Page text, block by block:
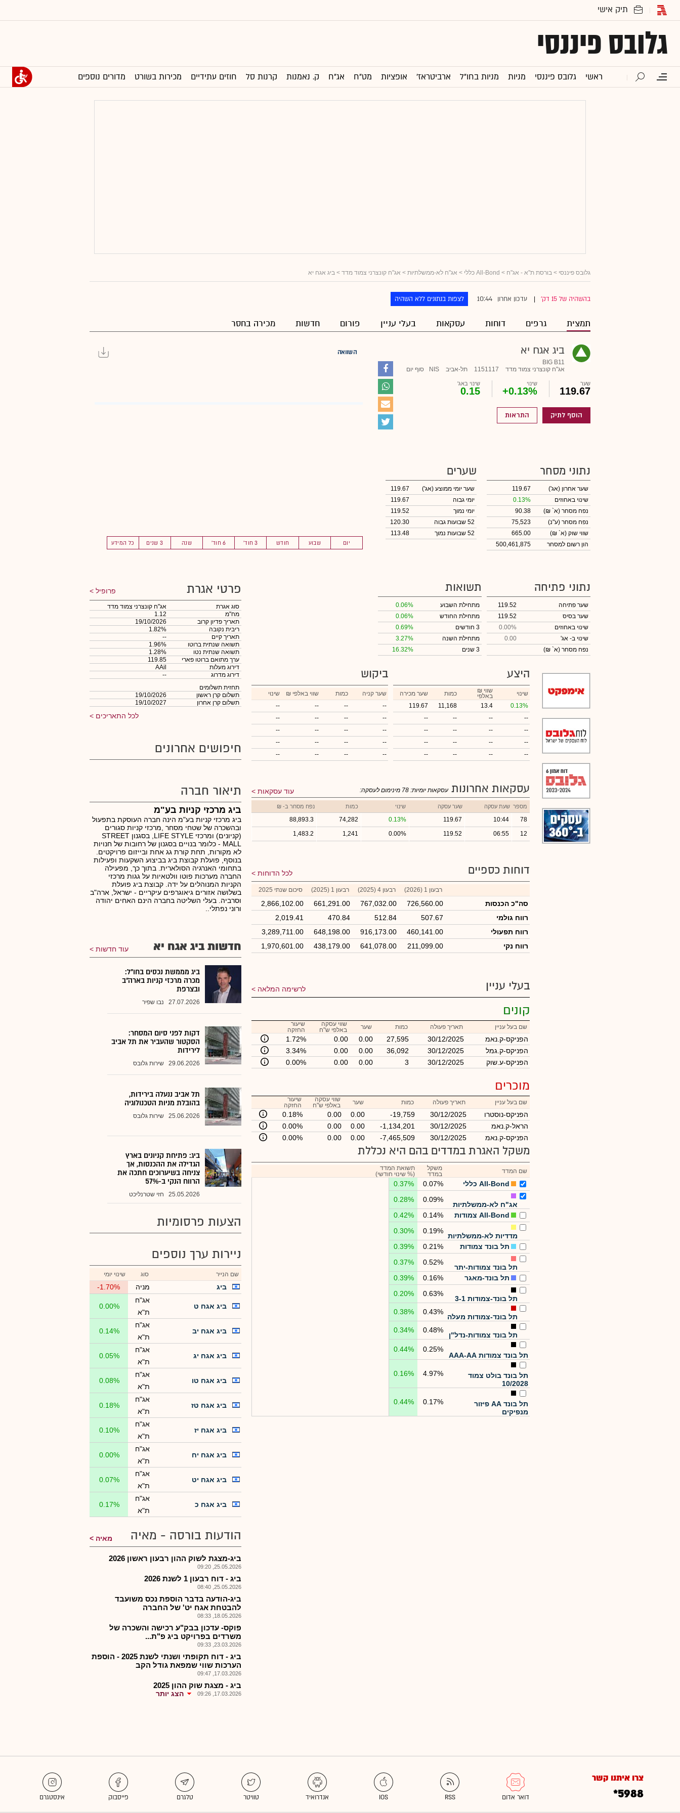
גלובס פיננסי
ראשי גלובס פיננסי מניות מניות בחו"ל ארביטראז' אופציות מט"ח אג"ח ק. נאמנות קרנות סל חוזים עתידיים מכירות בשורט מדורים נוספים
גלובס פיננסי > בורסת ת"א - אג"ח > All-Bond כללי > אג"ח לא-ממשלתיות > אג"ח קונצרני צמוד מדד > ביג אגח יא
בהשהיה של 15 דק' עדכון אחרון 10:44 לצפות בנתונים ללא השהיה
תמצית גרפים דוחות עסקאות בעלי עניין פורום חדשות מכירה בחסר
ביג אגח יא
BIG B11
אג"ח קונצרני צמוד מדד
1151117 תל-אביב NIS סוף יום
שער
119.67
שינוי
+0.13%
שינוי באג'
0.15
הוסף לתיק התראות
השוואה
יום שבוע חודש 3 חוד' 6 חוד' שנה 3 שנים כל המידע
נתוני מסחר
שער אחרון (אג')
119.67
שינוי באחוזים
0.13%
נפח מסחר (א` ₪)
90.38
נפח מסחר (ע"נ)
75,523
שווי שוק (א` ₪)
665.00
הון רשום למסחר
500,461,875
שערים
שער יומי ממוצע (אג')
119.67
יומי גבוה
119.67
יומי נמוך
119.52
52 שבועות גבוה
120.30
52 שבועות נמוך
113.48
נתוני פתיחה
שער פתיחה
119.52
שער בסיס
119.52
שינוי באחוזים
0.00%
שינוי ב- אג'
0.00
נפח מסחר (א` ₪)
תשואות
מתחילת השבוע
0.06%
מתחילת החודש
0.06%
3 חודשים
0.69%
מתחילת השנה
3.27%
3 שנים
16.32%
היצע
שינוי ₪ שווי
באלפי כמות
שער מכירה
0.13%
13.4
11,168
119.67
--
--
--
--
--
--
--
--
--
--
--
--
--
--
--
--
ביקוש
שער קניה כמות ₪ שווי באלפי
שינוי
--
--
--
--
--
--
--
--
--
--
--
--
--
--
--
--
--
--
--
--
עסקאות אחרונות עוד עסקאות עסקאות יומיות: 78 מינימום לעסקה:
מספר שעת עסקה שער עסקה שינוי כמות נפח מסחר ב- ₪
78
10:44
119.67
0.13%
74,282
88,893.3
12
06:55
119.52
0.00%
1,241
1,483.2
דוחות כספיים לכל הדוחות
רבעון 1 (2026) רבעון 4 (2025) רבעון 1 (2025) סיכום שנתי 2025
סה"כ הכנסות 726,560.00
767,032.00
661,291.00
2,866,102.00
רווח גולמי
507.67
512.84
470.84
2,019.41
רווח תפעולי
460,141.00
916,173.00
648,198.00
3,289,711.00
רווח נקי
211,099.00
641,078.00
438,179.00
1,970,601.00
בעלי עניין לרשימה המלאה
קונים
שם בעל עניין תאריך פעולה כמות שער
שווי עסקה
באלפי ש"ח
שיעור
החזקה
הפניקס-ק.נאמ 30/12/2025
27,595
0.00
0.00
1.72%
הפניקס-ק.גמל
30/12/2025
36,092
0.00
0.00
3.34%
הפניקס-ע.שוק
30/12/2025
3
0.00
0.00
0.00%
מוכרים
שם בעל עניין תאריך פעולה כמות שער
שווי עסקה
באלפי ש"ח
שיעור
החזקה
הפניקס-נוסטרו 30/12/2025
-19,759
0.00
0.00
0.18%
הראל-ק.נאמ
30/12/2025
-1,134,201
0.00
0.00
0.00%
הפניקס-ק.נאמ
30/12/2025
-7,465,509
0.00
0.00
0.00%
משקל האגרת במדדים בהם היא נכללת
שם המדד
משקל
במדד
תשואת המדד
(% שינוי חודשי)
All-Bond כללי 0.07%
0.37%
אג"ח לא-ממשלתיות
0.09%
0.28%
All-Bond צמודות
0.14%
0.42%
מדדיות לא-ממשלתיות
0.19%
0.30%
תל בונד צמודות
0.21%
0.39%
תל בונד צמודות-יתר
0.52%
0.37%
תל בונד-מאגר
0.16%
0.39%
תל בונד-צמודות 3-1
0.63%
0.20%
תל בונד-צמודות מעלה
0.43%
0.38%
תל בונד צמודות-נדל"ן
0.48%
0.34%
תל בונד צמודות AAA-AA
0.25%
0.44%
תל בונד בולט צמוד
10/2028
4.97%
0.16%
תל בונד AA פיזור
מנפיקים
0.17%
0.44%
פרטי אגרת פרופיל
סוג אגרת
אג"ח קונצרני צמוד מדד
מח"מ
1.12
תאריך פדיון קרוב
19/10/2026
ריבית נקובה
1.82%
תאריך קיים
--
תשואה שנתית ברוטו
1.96%
תשואה שנתית נטו
1.28%
ערך מתואם ברוטו פארי
119.85
דירוג מעלות
AAil
דירוג מדרוג
--
תחזית תשלומים
תשלום קרן ראשון
19/10/2026
תשלום קרן אחרון
19/10/2027
לכל התאריכים
חיפושים אחרונים
תיאור חברה
ביג מרכזי קניות בע"מ
ביג מרכזי קניות בע"מ הינה חברה העוסקת בתפעול
ובהשכרה של שטחי מסחר ,מרכזי קניות סגורים
(קניונים) ומרכזי LIFE STYLE, בסגנון STREET
MALL - כלומר בנויים בסגנון של רחובות של חנויות
לא מקורות, תחת קורת גג אחת ובייזום פרויקטים.
בנוסף, פועלת קבוצת ביג בביצוע השקעות ופעילות
בתחומי האנרגיה הסולארית. בתוך כך, מפעילה
החברה מערכות פוטו וולטאיות על גגות מרכזי
הקניות המנוהלים על ידה. קבוצת ביג פועלת
בשלושה אזורים גיאוגרפים עיקריים - ישראל, ארה"ב
וסרביה. בעלי השליטה בחברה הינם האחים יהודה
ורוני נפתלי..
חדשות ביג אגח יא עוד חדשות
ביג מממשת נכסים בחו"ל:
מכרה מרכזי קניות בארה"ב
ובצרפת
27.07.2026 נבו שפיר
דקות לפני סיום המסחר:
הסקטור שהעביר את תל אביב
לירידות
29.06.2026 שירות גלובס
תל אביב ננעלה בירידות,
בהובלת מניות הטכנולוגיה
25.06.2026 שירות גלובס
ביג: פתיחת קניונים בארץ
הגדילה את ההכנסות, אך
צניחה בשיערוכים חתכה את
הרווח הנקי ב-57%
25.05.2026 חזי שטרנליכט
הצעות פרסומיות
ניירות ערך נוספים
שם הנייר סוג שינוי יומי
ביג מניה -1.70%
ביג אגח ט
אג"ח
ת"א
0.00%
ביג אגח יב
אג"ח
ת"א
0.14%
ביג אגח יג
אג"ח
ת"א
0.05%
ביג אגח טו
אג"ח
ת"א
0.08%
ביג אגח טז
אג"ח
ת"א
0.18%
ביג אגח יז
אג"ח
ת"א
0.10%
ביג אגח יח
אג"ח
ת"א
0.00%
ביג אגח יט
אג"ח
ת"א
0.07%
ביג אגח כ
אג"ח
ת"א
0.17%
הודעות בורסה - מאיה מאיה
ביג-מצגת לשוק ההון רבעון ראשון 2026
25.05.2026, 09:20
ביג - דוח רבעון 1 לשנת 2026
25.05.2026, 08:40
ביג-הודעה בדבר הוספת נכס משועבד
להבטחת אגח יט' של החברה
18.05.2026, 08:33
פוקס- עדכון בבק"ע רכישה והשכרה של
משרדים בפרויקט ביג פ"ת...
23.03.2026, 09:33
ביג - דוח תקופתי ושנתי לשנת 2025 - הוספת
הערכות שווי שמפאת גודל הקב
17.03.2026, 09:47
ביג - מצגת שוק ההון 2025
17.03.2026, 09:26 הצג יותר
צרו איתנו קשר
*5988